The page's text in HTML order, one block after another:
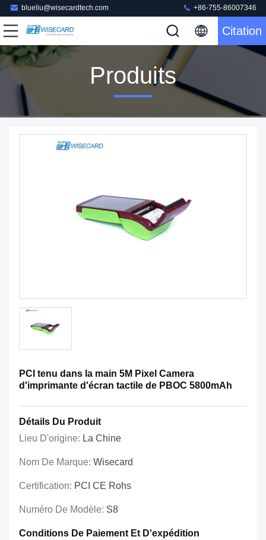
blueliu@wisecardtech.com +86-755-86007346
Citation
Produits
PCI tenu dans la main 5M Pixel Camera
d'imprimante d'écran tactile de PBOC 5800mAh
Détails Du Produit
Lieu D'origine: La Chine
Nom De Marque: Wisecard
Certification: PCI CE Rohs
Numéro De Modèle: S8
Conditions De Paiement Et D'expédition